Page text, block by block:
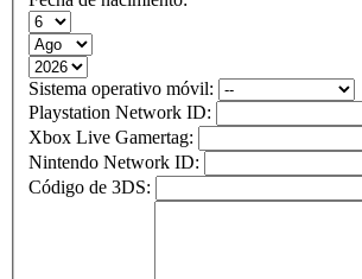
Sistema operativo móvil:
Playstation Network ID:
Xbox Live Gamertag:
Nintendo Network ID:
Código de 3DS: